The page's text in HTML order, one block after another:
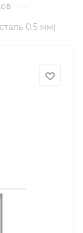
—
0,5 мм)